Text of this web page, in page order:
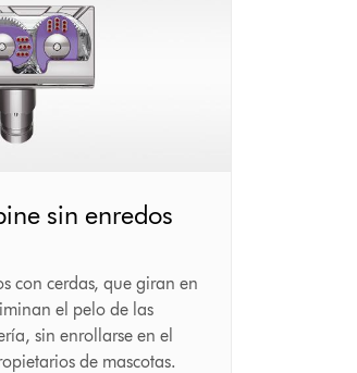
sin enredos
con cerdas, que giran en
el pelo de las
sin enrollarse en el
de mascotas.